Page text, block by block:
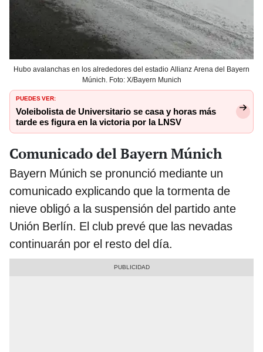
Hubo avalanchas en los alrededores del estadio Allianz Arena del Bayern
Múnich. Foto: X/Bayern Munich
PUEDES VER:
Voleibolista de Universitario se casa y horas más
tarde es figura en la victoria por la LNSV
Comunicado del Bayern Múnich
Bayern Múnich se pronunció mediante un
comunicado explicando que la tormenta de
nieve obligó a la suspensión del partido ante
Unión Berlín. El club prevé que las nevadas
continuarán por el resto del día.